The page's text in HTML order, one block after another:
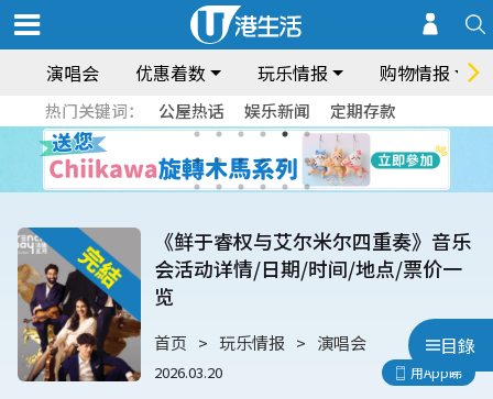
演唱会 优惠着数 玩乐情报 购物情报
热门关键词： 公屋热话 娱乐新闻 定期存款
目錄
《鲜于睿权与艾尔米尔四重奏》音乐
会活动详情/日期/时间/地点/票价一
览
首页 玩乐情报 演唱会
2026.03.20 用App睇